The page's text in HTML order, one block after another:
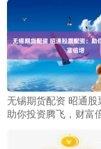
无锡期货配资 昭通股
助你投资腾飞，财富